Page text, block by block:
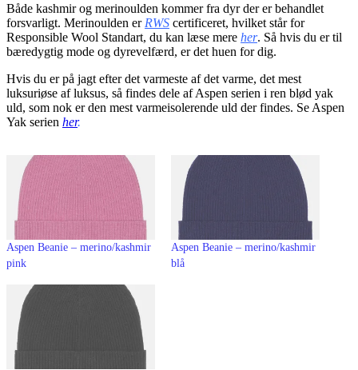
Både kashmir og merinoulden kommer fra dyr der er behandlet
forsvarligt. Merinoulden er RWS certificeret, hvilket står for
Responsible Wool Standart, du kan læse mere her. Så hvis du er til
bæredygtig mode og dyrevelfærd, er det huen for dig.
Hvis du er på jagt efter det varmeste af det varme, det mest
luksuriøse af luksus, så findes dele af Aspen serien i ren blød yak
uld, som nok er den mest varmeisolerende uld der findes. Se Aspen
Yak serien her.
Aspen Beanie – merino/kashmir
pink
Aspen Beanie – merino/kashmir
blå